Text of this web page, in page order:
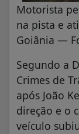
Motorista
na pista e
Goiânia —
Segundo a
Crimes de
após João
direção e o
veículo